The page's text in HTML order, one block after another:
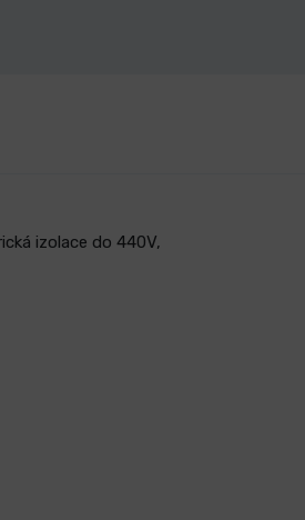
izolace do 440V,